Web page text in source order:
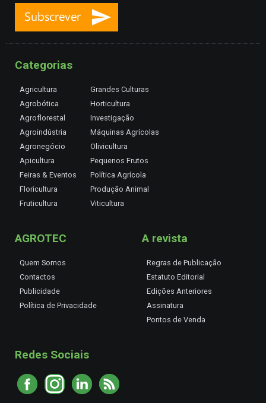
Categorias
Agricultura
Agrobótica
Agroflorestal
Agroindústria
Agronegócio
Apicultura
Feiras & Eventos
Floricultura
Fruticultura
Grandes Culturas
Horticultura
Investigação
Máquinas Agrícolas
Olivicultura
Pequenos Frutos
Política Agrícola
Produção Animal
Viticultura
AGROTEC
Quem Somos
Contactos
Publicidade
Política de Privacidade
A revista
Regras de Publicação
Estatuto Editorial
Edições Anteriores
Assinatura
Pontos de Venda
Redes Sociais